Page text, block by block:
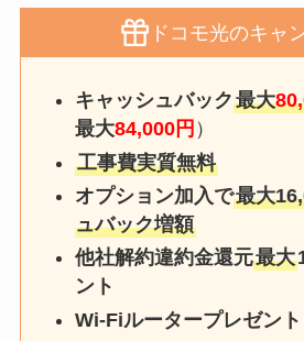
ドコモ光のキャ
キャッシュバック最大
最大84,000円 ）
工事費実質無料
オプション加入で最大
ュバック増額
他社解約違約金還元最大
ント
Wi-Fiルータープレゼント